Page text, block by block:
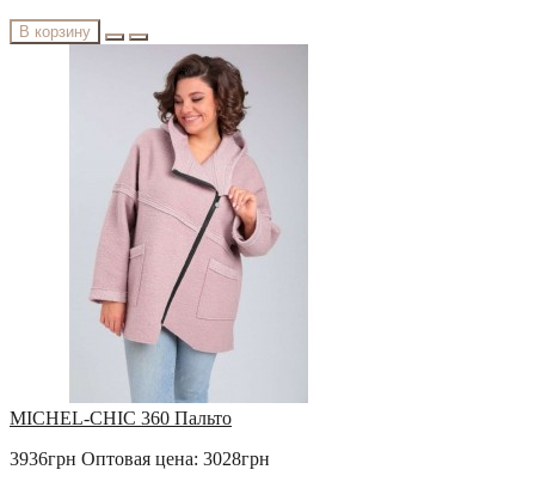
В корзину
MICHEL-CHIC 360 Пальто
3936грн Оптовая цена: 3028грн